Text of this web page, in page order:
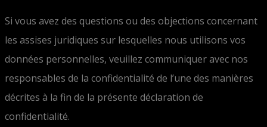
Si vous avez des questions ou des objections concernant
les assises juridiques sur lesquelles nous utilisons vos
données personnelles, veuillez communiquer avec nos
responsables de la confidentialité de l’une des manières
décrites à la fin de la présente déclaration de
confidentialité.